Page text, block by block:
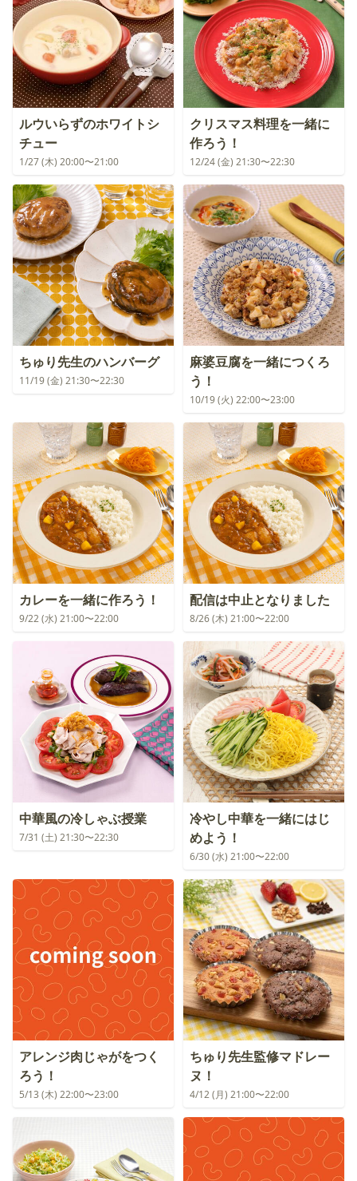
ルウいらずのホワイトシ
チュー
1/27 (木) 20:00〜21:00
クリスマス料理を一緒に
作ろう！
12/24 (金) 21:30〜22:30
ちゅり先生のハンバーグ
11/19 (金) 21:30〜22:30
麻婆豆腐を一緒につくろ
う！
10/19 (火) 22:00〜23:00
カレーを一緒に作ろう！
9/22 (水) 21:00〜22:00
配信は中止となりました
8/26 (木) 21:00〜22:00
中華風の冷しゃぶ授業
7/31 (土) 21:30〜22:30
冷やし中華を一緒にはじ
めよう！
6/30 (水) 21:00〜22:00
アレンジ肉じゃがをつく
ろう！
5/13 (木) 22:00〜23:00
ちゅり先生監修マドレー
ヌ！
4/12 (月) 21:00〜22:00